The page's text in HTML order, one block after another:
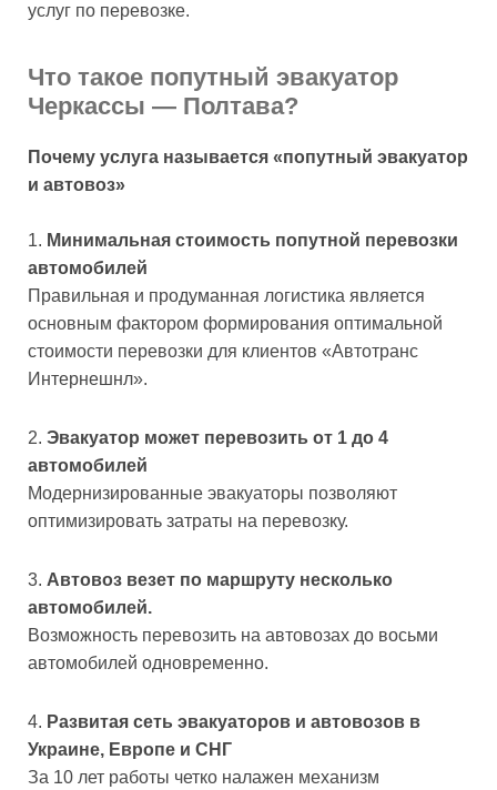
услуг по перевозке.
Что такое попутный эвакуатор
Черкассы — Полтава?
Почему услуга называется «попутный эвакуатор
и автовоз»
Минимальная стоимость попутной перевозки
автомобилей
Правильная и продуманная логистика является
основным фактором формирования оптимальной
стоимости перевозки для клиентов «Автотранс
Интернешнл».
Эвакуатор может перевозить от 1 до 4
автомобилей
Модернизированные эвакуаторы позволяют
оптимизировать затраты на перевозку.
Автовоз везет по маршруту несколько
автомобилей.
Возможность перевозить на автовозах до восьми
автомобилей одновременно.
Развитая сеть эвакуаторов и автовозов в
Украине, Европе и СНГ
За 10 лет работы четко налажен механизм